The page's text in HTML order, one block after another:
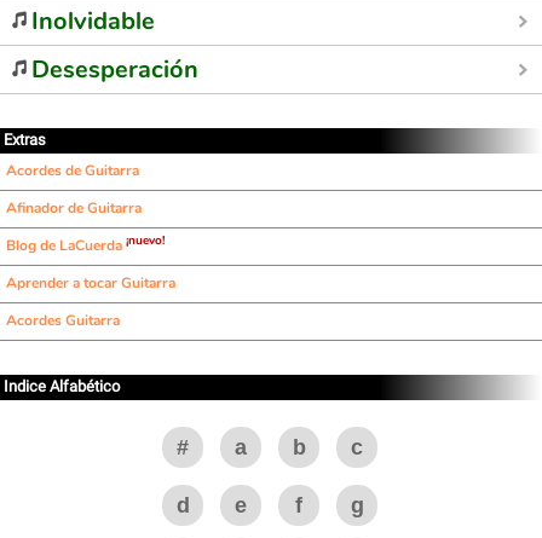
Inolvidable
Desesperación
Extras
Acordes de Guitarra
Afinador de Guitarra
Blog de LaCuerda ¡nuevo!
Aprender a tocar Guitarra
Acordes Guitarra
Indice Alfabético
# a b c
d e f g